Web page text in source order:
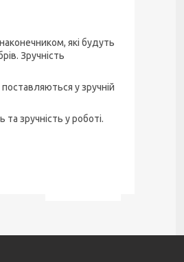
які будуть
Зручність
у зручній
та зручність у роботі.